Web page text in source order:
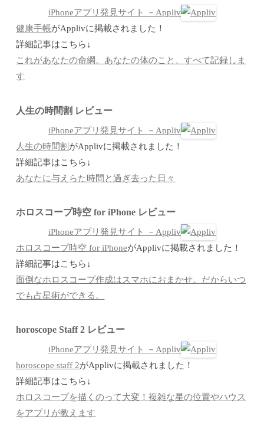
iPhoneアプリ発見サイト －Appliv
健康手帳がApplivに掲載されました！
詳細記事はこちら↓
これがあなたの命綱。あなたの体のこと、すべて記録しま
す
人生の時間割 レビュー
iPhoneアプリ発見サイト －Appliv
人生の時間割 がApplivに掲載されました！
詳細記事はこちら↓
あなたに与えらた時間と過ぎ去った日々
ホロスコープ時空 for iPhone レビュー
iPhoneアプリ発見サイト －Appliv
ホロスコープ時空 for iPhoneがApplivに掲載されました！
詳細記事はこちら↓
面倒なホロスコープ作成はスマホにおまかせ。だからいつ
でも占星術ができる。
horoscope Staff 2 レビュー
iPhoneアプリ発見サイト －Appliv
horoscope staff 2がApplivに掲載されました！
詳細記事はこちら↓
ホロスコープを描くのって大変！複雑な星の位置やハウス
をアプリが教えます